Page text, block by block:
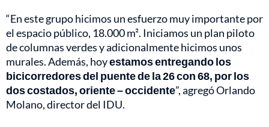
“En este grupo hicimos un esfuerzo muy importante por
el espacio público, 18.000 m². Iniciamos un plan piloto
de columnas verdes y adicionalmente hicimos unos
murales. Además, hoyestamos entregando los
bicicorredores del puente de la 26 con 68, por los
dos costados, oriente – occidente”, agregó Orlando
Molano, director del IDU.